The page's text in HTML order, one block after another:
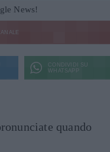
News!
CONDIVIDI SU
WHATSAPP
quando